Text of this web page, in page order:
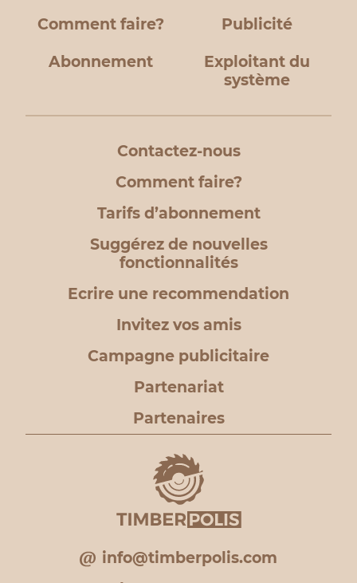
Comment faire? Publicité
Abonnement
Exploitant du
système
Contactez-nous
Comment faire?
Tarifs d’abonnement
Suggérez de nouvelles
fonctionnalités
Ecrire une recommendation
Invitez vos amis
Campagne publicitaire
Partenariat
Partenaires
info@timberpolis.com